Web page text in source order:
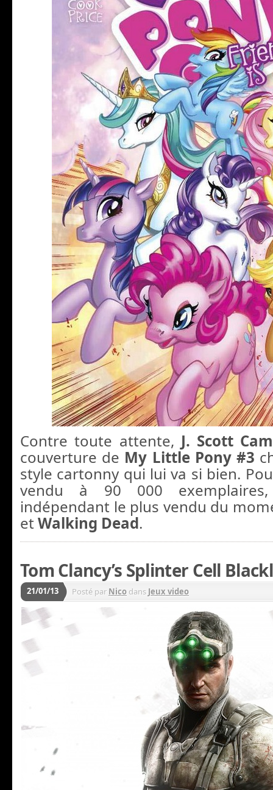
Contre toute attente, J. Scott
couverture de My Little Pony #3
style cartonny qui lui va si bien.
vendu à 90 000
indépendant le plus vendu du
etWalking Dead.
Tom Clancy’s Splinter Cell
21/01/13 Posté par Nico dans Jeux video